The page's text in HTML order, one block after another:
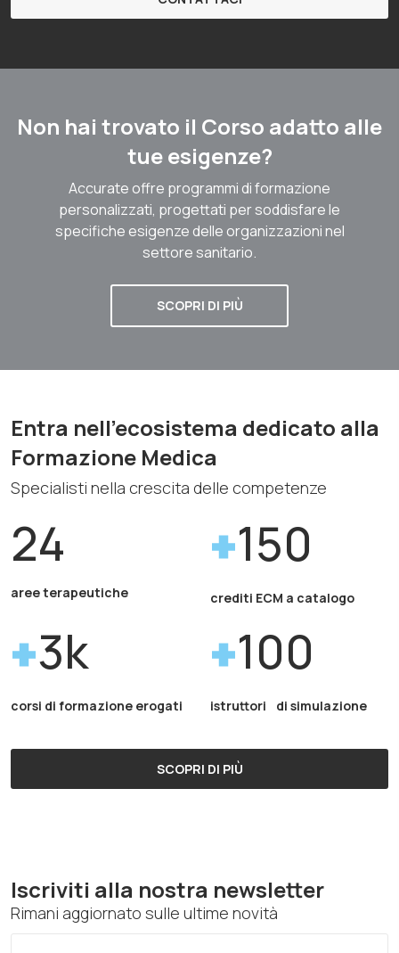
Non hai trovato il Corso adatto alle
tue esigenze?
Accurate offre programmi di formazione
personalizzati, progettati per soddisfare le
specifiche esigenze delle organizzazioni nel
settore sanitario.
SCOPRI DI PIÙ
Entra nell'ecosistema dedicato alla
Formazione Medica
Specialisti nella crescita delle competenze
24
aree terapeutiche
150
crediti ECM a catalogo
3k
corsi di formazione erogati
100
istruttori di simulazione
SCOPRI DI PIÙ
Iscriviti alla nostra newsletter
Rimani aggiornato sulle ultime novità